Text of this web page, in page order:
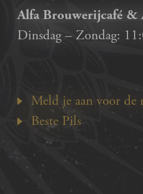
Alfa Brouwerijcafé &
Dinsdag – Zondag:
Meld je aan voor de
Beste Pils